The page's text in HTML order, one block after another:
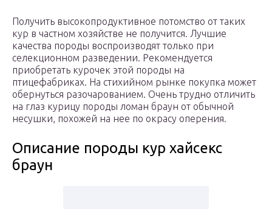
Получить высокопродуктивное потомство от таких
кур в частном хозяйстве не получится. Лучшие
качества породы воспроизводят только при
селекционном разведении. Рекомендуется
приобретать курочек этой породы на
птицефабриках. На стихийном рынке покупка может
обернуться разочарованием. Очень трудно отличить
на глаз курицу породы ломан браун от обычной
несушки, похожей на нее по окрасу оперения.
Описание породы кур хайсекс
браун